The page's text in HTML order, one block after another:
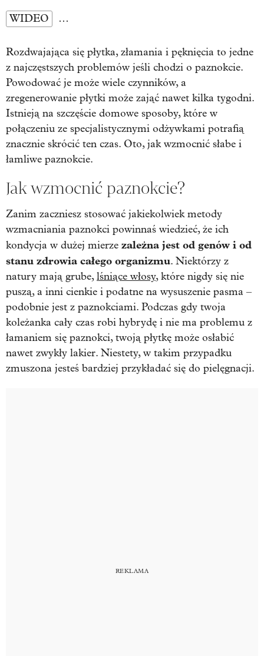
WIDEO …
Rozdwajająca się płytka, złamania i pęknięcia to jedne
z najczęstszych problemów jeśli chodzi o paznokcie.
Powodować je może wiele czynników, a
zregenerowanie płytki może zająć nawet kilka tygodni.
Istnieją na szczęście domowe sposoby, które w
połączeniu ze specjalistycznymi odżywkami potrafią
znacznie skrócić ten czas. Oto, jak wzmocnić słabe i
łamliwe paznokcie.
Jak wzmocnić paznokcie?
Zanim zaczniesz stosować jakiekolwiek metody
wzmacniania paznokci powinnaś wiedzieć, że ich
kondycja w dużej mierze zależna jest od genów i od
stanu zdrowia całego organizmu. Niektórzy z
natury mają grube,lśniące włosy, które nigdy się nie
puszą, a inni cienkie i podatne na wysuszenie pasma –
podobnie jest z paznokciami. Podczas gdy twoja
koleżanka cały czas robi hybrydę i nie ma problemu z
łamaniem się paznokci, twoją płytkę może osłabić
nawet zwykły lakier. Niestety, w takim przypadku
zmuszona jesteś bardziej przykładać się do pielęgnacji.